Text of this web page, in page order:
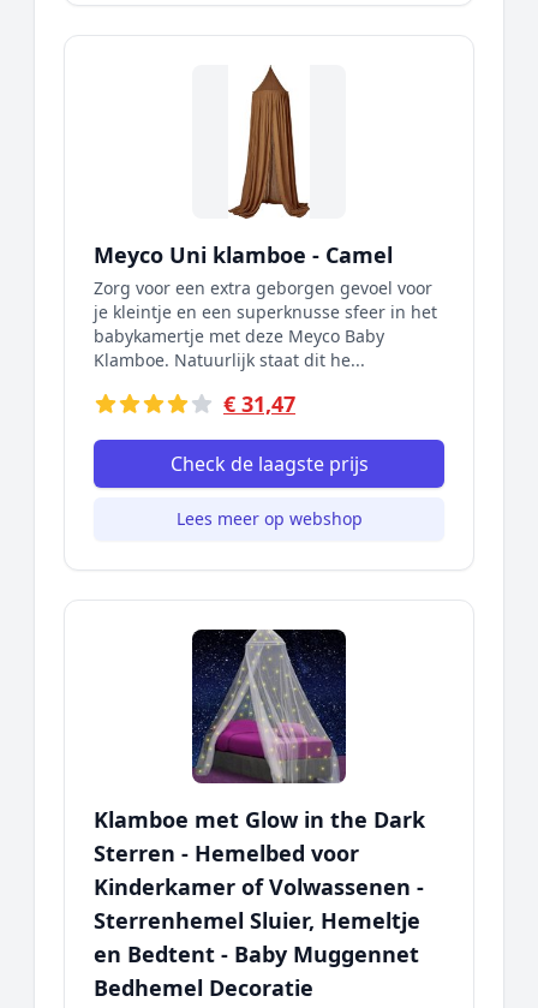
Meyco Uni klamboe - Camel
Zorg voor een extra geborgen gevoel voor
je kleintje en een superknusse sfeer in het
babykamertje met deze Meyco Baby
Klamboe. Natuurlijk staat dit he...
€ 31,47
Check de laagste prijs
Lees meer op webshop
Klamboe met Glow in the Dark
Sterren - Hemelbed voor
Kinderkamer of Volwassenen -
Sterrenhemel Sluier, Hemeltje
en Bedtent - Baby Muggennet
Bedhemel Decoratie